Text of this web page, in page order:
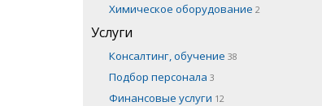
Химическое оборудование 2
Услуги
Консалтинг, обучение 38
Подбор персонала 3
Финансовые услуги 12